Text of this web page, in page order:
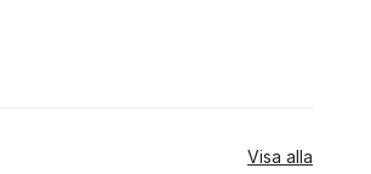
Visa alla